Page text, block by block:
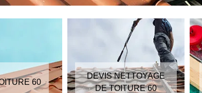
60
DEVIS NETTOYAGE
DE TOITURE 60